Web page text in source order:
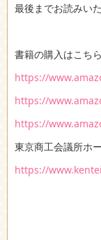
最後までお読みい
書籍の購入はこち
https://
https://
https://
東京商工会議所ホ
https://